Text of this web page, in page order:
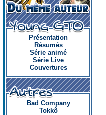
Présentation
Résumés
Série animé
Série Live
Couvertures
Bad Company
Tokkô